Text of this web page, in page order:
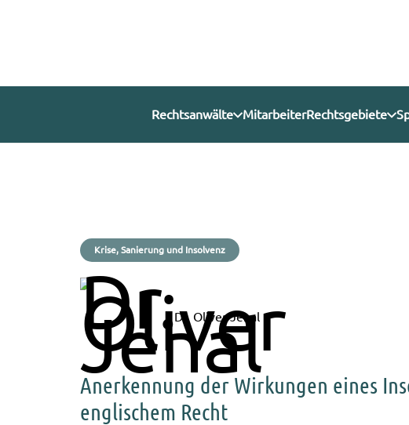
Rechtsanwälte MitarbeiterRechtsgebiete
Krise, Sanierung und Insolvenz
Dr. Oliver Jenal
Anerkennung der Wirkungen eines
englischem Recht